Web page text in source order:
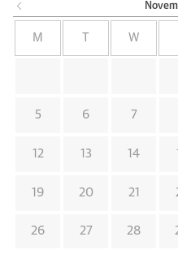
M W
5 6 7
12 13 14
19 20 21
26 27 28